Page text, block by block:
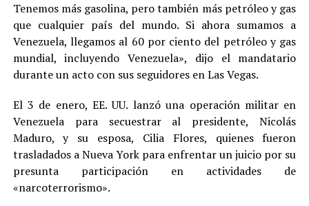
Tenemos más gasolina, pero también más petróleo y gas
que cualquier país del mundo. Si ahora sumamos a
Venezuela, llegamos al 60 por ciento del petróleo y gas
mundial, incluyendo Venezuela», dijo el mandatario
durante un acto con sus seguidores en Las Vegas.
El 3 de enero, EE. UU. lanzó una operación militar en
Venezuela para secuestrar al presidente, Nicolás
Maduro, y su esposa, Cilia Flores, quienes fueron
trasladados a Nueva York para enfrentar un juicio por su
presunta participación en actividades de
«narcoterrorismo».